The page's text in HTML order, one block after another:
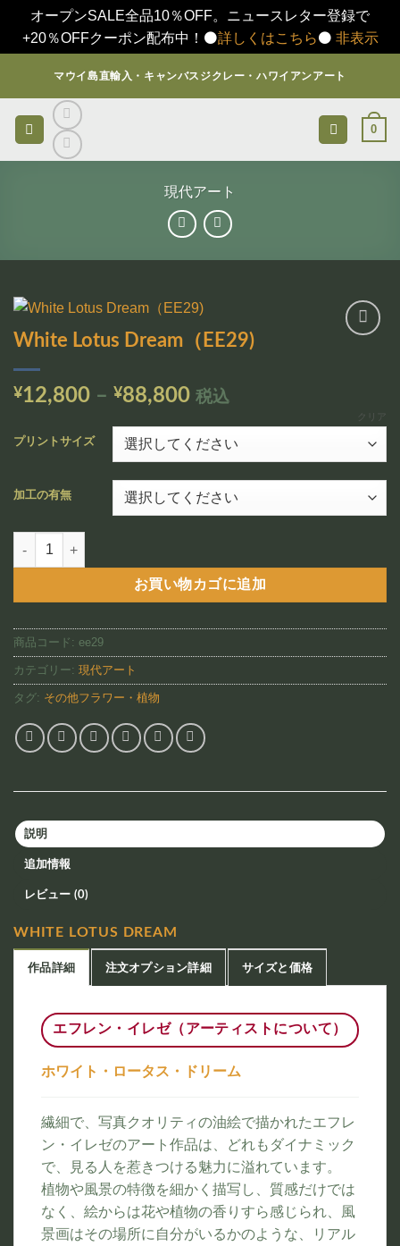
オープンSALE全品10％OFF。ニュースレター登録で
+20％OFFクーポン配布中！⚫️詳しくはこちら⚫️ 非表示
マウイ島直輸入・キャンバスジクレー・ハワイアンアート
0
現代アート
White Lotus Dream（EE29)
¥12,800 – ¥88,800価
帯:
¥12,800
–
¥88,800
税込
プリントサイズ
加工の有無
クリア
White Lotus Dream（EE29)個
お買い物カゴに追加
商品コード: ee29
カテゴリー: 現代アート
タグ: その他フラワー・植物
説明
追加情報
レビュー (0)
WHITE LOTUS DREAM
作品詳細 注文オプション詳細 サイズと価格
エフレン・イレゼ（アーティストについて）
ホワイト・ロータス・ドリーム
繊細で、写真クオリティの油絵で描かれたエフレ
ン・イレゼのアート作品は、どれもダイナミック
で、見る人を惹きつける魅力に溢れています。
植物や風景の特徴を細かく描写し、質感だけでは
なく、絵からは花や植物の香りすら感じられ、風
景画はその場所に自分がいるかのような、リアル